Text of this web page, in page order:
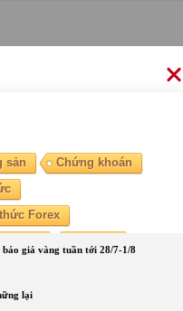
giá vàng tuần tới 28/7-1/8
lại
sản
Chứng khoán
Forex